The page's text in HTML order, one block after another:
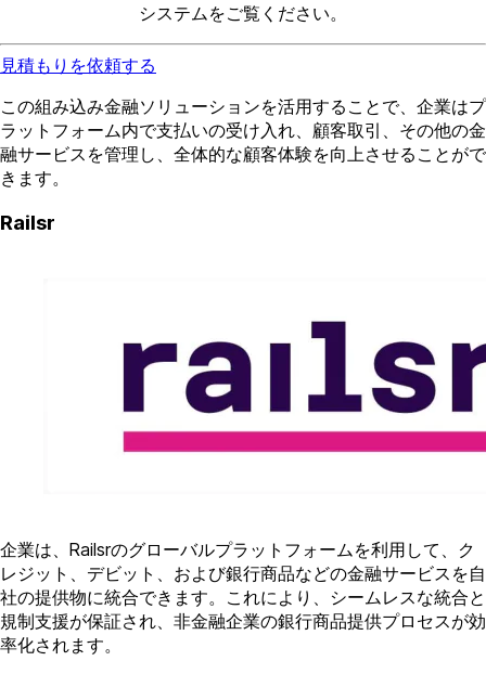
システムをご覧ください。
見積もりを依頼する
この組み込み金融ソリューションを活用することで、企業はプ
ラットフォーム内で支払いの受け入れ、顧客取引、その他の金
融サービスを管理し、全体的な顧客体験を向上させることがで
きます。
Railsr
企業は、Railsrのグローバルプラットフォームを利用して、ク
レジット、デビット、および銀行商品などの金融サービスを自
社の提供物に統合できます。これにより、シームレスな統合と
規制支援が保証され、非金融企業の銀行商品提供プロセスが効
率化されます。